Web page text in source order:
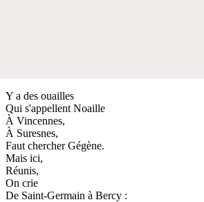
Y a des ouailles
Qui s'appellent Noaille
À Vincennes,
À Suresnes,
Faut chercher Gégène.
Mais ici,
Réunis,
On crie
De Saint-Germain à Bercy :